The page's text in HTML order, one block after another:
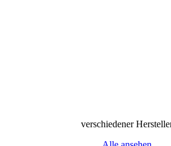
verschiedener